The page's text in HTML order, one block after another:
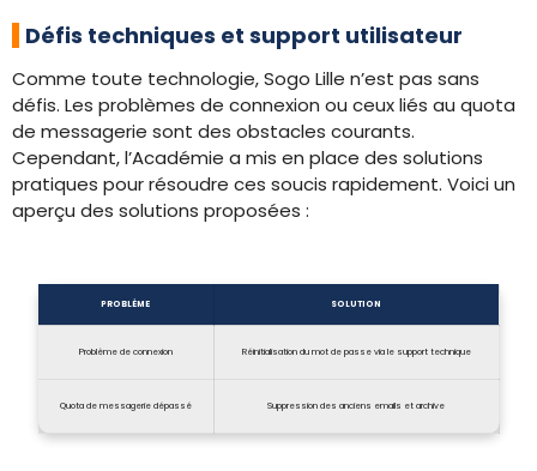
Défis techniques et support utilisateur
Comme toute technologie, Sogo Lille n’est pas sans
défis. Les problèmes de connexion ou ceux liés au quota
de messagerie sont des obstacles courants.
Cependant, l’Académie a mis en place des solutions
pratiques pour résoudre ces soucis rapidement. Voici un
aperçu des solutions proposées :
PROBLÈME SOLUTION
Problème de connexion Réinitialisation du mot de passe via le support technique
Quota de messagerie dépassé Suppression des anciens emails et archive